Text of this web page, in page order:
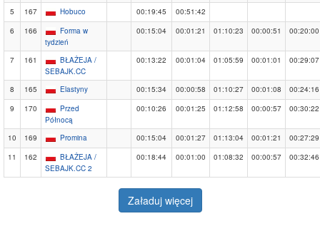
5 167 Hobuco 00:19:45
00:51:42
6
166
Forma w
tydzień
00:15:04 00:01:21 01:10:23 00:00:51 00:20:00
7 161
BŁAŻEJA /
SEBAJK.CC
00:13:22 00:01:04 01:05:59 00:01:01 00:29:07
8 165 Elastyny 00:15:34 00:00:58 01:10:27 00:01:08
00:24:16
9
170
Przed
Północą
00:10:26 00:01:25 01:12:58 00:00:57 00:30:22
10 169 Promina 00:15:04 00:01:27 01:13:04 00:01:21
00:27:29
11
162
BŁAŻEJA /
SEBAJK.CC 2
00:18:44 00:01:00 01:08:32 00:00:57 00:32:46
Załaduj więcej